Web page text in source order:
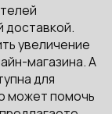
доставкой.
увеличение
магазина. А
для
может помочь